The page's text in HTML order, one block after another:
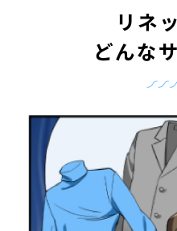
リネ
どんな